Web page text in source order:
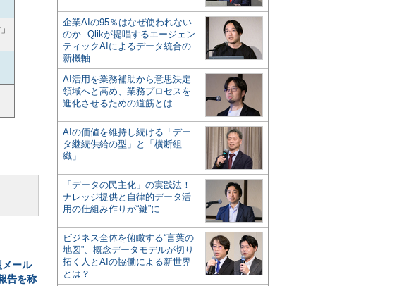
ール
告を称
企業AIの95％はなぜ使われない
のか─Qlikが提唱するエージェン
ティックAIによるデータ統合の
新機軸
AI活用を業務補助から意思決定
領域へと高め、業務プロセスを
進化させるための道筋とは
AIの価値を維持し続ける「デー
タ継続供給の型」と「横断組
織」
「データの民主化」の実践法！
ナレッジ提供と自律的データ活
用の仕組み作りが“鍵”に
ビジネス全体を俯瞰する“言葉の
地図”、概念データモデルが切り
拓く人とAIの協働による新世界
とは？